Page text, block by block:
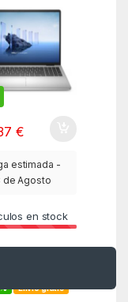
€
estimada -
de Agosto
en stock
Envío gratis